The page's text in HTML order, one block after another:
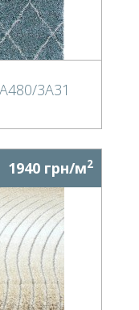
3A31
1940 грн/м2